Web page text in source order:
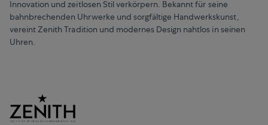
Innovation und zeitlosen Stil verkörpern. Bekannt für seine
bahnbrechenden Uhrwerke und sorgfältige Handwerkskunst,
vereint Zenith Tradition und modernes Design nahtlos in seinen
Uhren.